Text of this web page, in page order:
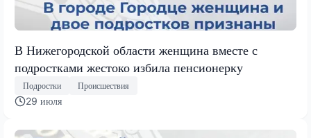
В Нижегородской области женщина вместе с
подростками жестоко избила пенсионерку
Подростки Происшествия
29 июля